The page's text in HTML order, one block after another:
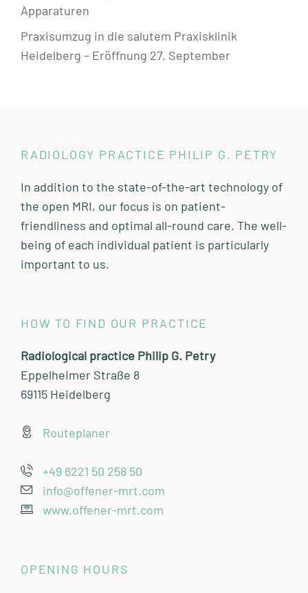
Apparaturen
Praxisumzug in die salutem Praxisklinik
Heidelberg – Eröffnung 27. September
RADIOLOGY PRACTICE PHILIP G. PETRY
In addition to the state-of-the-art technology of
the open MRI, our focus is on patient-
friendliness and optimal all-round care. The well-
being of each individual patient is particularly
important to us.
HOW TO FIND OUR PRACTICE
Radiological practice Philip G. Petry
Eppelheimer Straße 8
69115 Heidelberg
Routeplaner
+49 6221 50 258 50
info@offener-mrt.com
www.offener-mrt.com
OPENING HOURS